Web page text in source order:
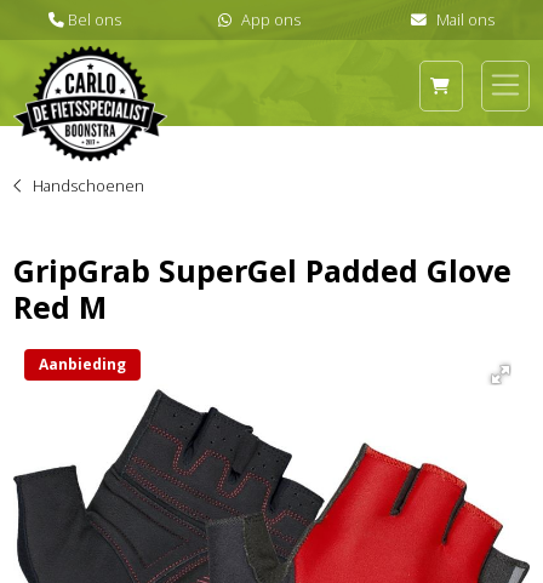
Handschoenen
GripGrab SuperGel Padded Glove
Red M
Aanbieding